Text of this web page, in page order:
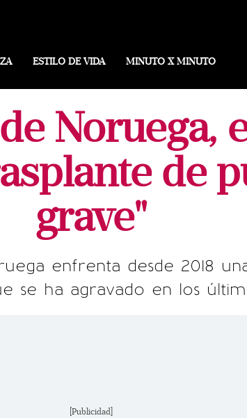
ESTILO DE VIDA MINUTO X MINUTO
Noruega,
de
grave"
enfrenta desde 2018
se ha agravado en los
[Publicidad]